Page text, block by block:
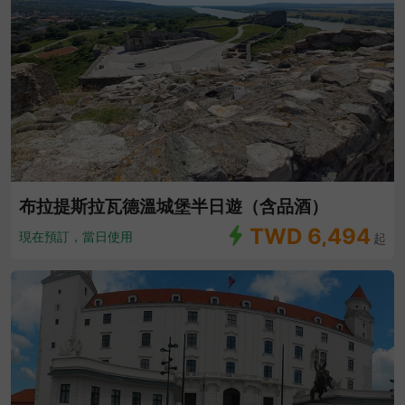
布拉提斯拉瓦德溫城堡半日遊（含品酒）
現在預訂，當日使用 TWD 6,494 起